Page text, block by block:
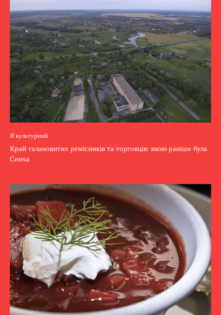
Я культурний
Край талановитих ремісників та торговців: якою раніше була
Сенча